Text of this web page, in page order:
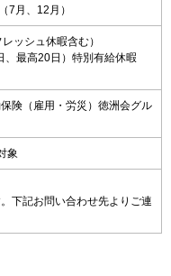
7月、12月）
ッシュ休暇含む）
、最高20日）特別有給休暇
険（雇用・労災）徳洲会グル
象
下記お問い合わせ先よりご連